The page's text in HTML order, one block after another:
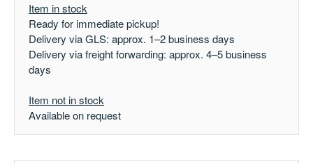
Item in stock
Ready for immediate pickup!
Delivery via GLS: approx. 1–2 business days
Delivery via freight forwarding: approx. 4–5 business
days
Item not in stock
Available on request